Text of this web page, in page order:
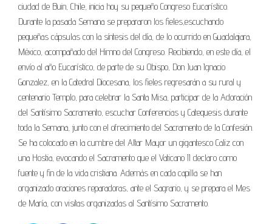
ciudad de Buin, Chile, inicia hoy su pequeño Congreso Eucarístico.
Durante la pasada Semana se prepararon los fieles,escuchando
pequeñas cápsulas con la síntesis del día, de lo ocurrido en Guadalajara,
México, acompañado del Himno del Congreso. Recibiendo, en este día, el
envío al año Eucarístico, de parte de su Obispo, Don Juan Ignacio
Gonzalez, en la Catedral Diocesana, los fieles regresarán a su rural y
centenario Templo, para celebrar la Santa Misa, participar de la Adoración
del Santísimo Sacramento, escuchar Conferencias y Catequesis durante
toda la Semana, junto con el ofrecimiento del Sacramento de la Confesión.
Se ha colocado en la cumbre del Altar Mayor un gigantesco Caliz con
una Hostia, evocando el Sacramento que el Vaticano II declaro como
fuente y fin de la vida cristiana. Además en cada capilla se han
organizado oraciones reparadoras, ante el Sagrario, y se prepara el Mes
de María, con visitas organizadas al Santísimo Sacramento.